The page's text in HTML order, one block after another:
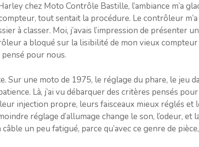
chez Moto Contrôle Bastille, l’ambiance m’a
tout sentait la procédure. Le contrôleur m’a
à classer. Moi, j’avais l’impression de présenter
a bloqué sur la lisibilité de mon vieux compteur
pour nous.
Sur une moto de 1975, le réglage du phare, le jeu
Là, j’ai vu débarquer des critères pensés
injection propre, leurs faisceaux mieux réglés et
réglage d’allumage change le son, l’odeur,
câble un peu fatigué, parce qu’avec ce genre de